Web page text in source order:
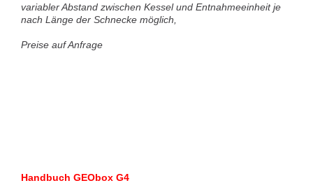
variabler Abstand zwischen Kessel und Entnahmeeinheit je
nach Länge der Schnecke möglich,
Preise auf Anfrage
Handbuch GEObox G4